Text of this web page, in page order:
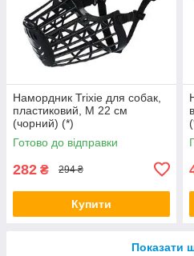
Намордник Trixie для собак,
пластиковий, M 22 см
(чорний) (*)
Готово до відправки
282 ₴ 294 ₴
Купити
Показати